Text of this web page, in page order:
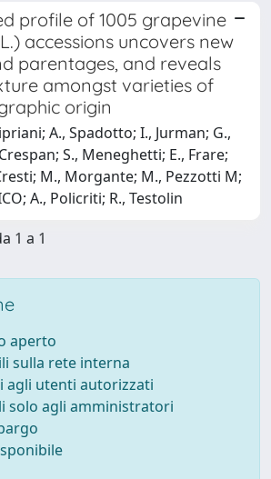
profile of 1005 grapevine
accessions uncovers new
parentages, and reveals
amongst varieties of
origin
A., Spadotto; I., Jurman; G.,
S., Meneghetti; E., Frare;
M., Morgante; M., Pezzotti M;
A., Policriti; R., Testolin
1 a 1
aperto
sulla rete interna
agli utenti autorizzati
solo agli amministratori